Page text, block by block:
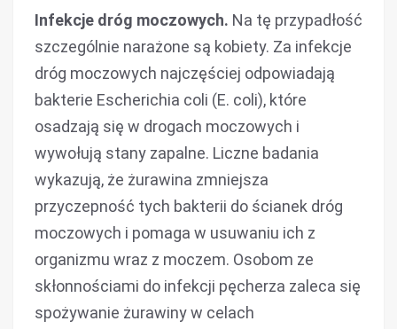
Infekcje dróg moczowych. Na tę przypadłość
szczególnie narażone są kobiety. Za infekcje
dróg moczowych najczęściej odpowiadają
bakterie Escherichia coli (E. coli), które
osadzają się w drogach moczowych i
wywołują stany zapalne. Liczne badania
wykazują, że żurawina zmniejsza
przyczepność tych bakterii do ścianek dróg
moczowych i pomaga w usuwaniu ich z
organizmu wraz z moczem. Osobom ze
skłonnościami do infekcji pęcherza zaleca się
spożywanie żurawiny w celach